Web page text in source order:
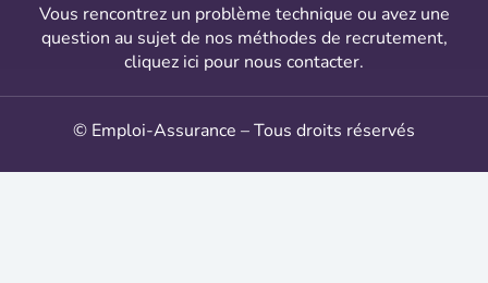
Vous rencontrez un problème technique ou avez une
question au sujet de nos méthodes de recrutement,
cliquez ici pour nous contacter.
© Emploi-Assurance – Tous droits réservés